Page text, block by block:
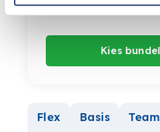
Geld
Kies bundel
Flex Basis Team